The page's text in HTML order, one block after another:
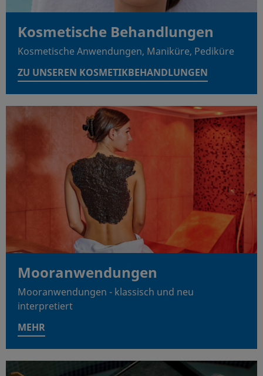
Kosmetische Behandlungen
Kosmetische Anwendungen, Maniküre, Pediküre
ZU UNSEREN KOSMETIKBEHANDLUNGEN
Mooranwendungen
Mooranwendungen - klassisch und neu
interpretiert
MEHR